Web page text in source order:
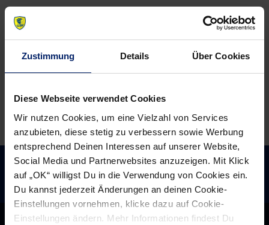
Zustimmung Details Über Cookies
Diese Webseite verwendet Cookies
Wir nutzen Cookies, um eine Vielzahl von Services
anzubieten, diese stetig zu verbessern sowie Werbung
entsprechend Deinen Interessen auf unserer Website,
Social Media und Partnerwebsites anzuzeigen. Mit Klick
auf „OK“ willigst Du in die Verwendung von Cookies ein.
Du kannst jederzeit Änderungen an deinen Cookie-
Einstellungen vornehmen, klicke dazu auf Cookie-
Einstellungen ändern. Mehr Informationen findest Du